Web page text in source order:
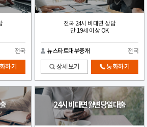
전국
하기
전국 24시 비대면 상담
만 19세 이상 OK
뉴스타트대부중개 전국
상세보기 통화하기
24시 비대면월변당일대출